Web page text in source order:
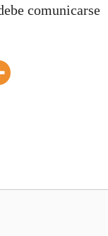
comunicarse